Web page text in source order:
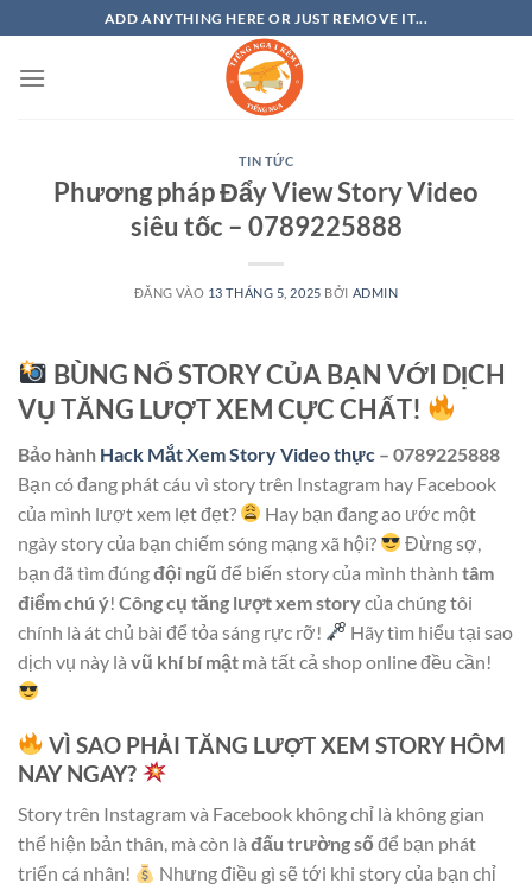
qua
nội
ADD ANYTHING HERE OR JUST REMOVE IT...
TIN TỨC
Phương pháp Đẩy View Story Video
siêu tốc – 0789225888
ĐĂNG VÀO 13 THÁNG 5, 2025 BỞI ADMIN
BÙNG NỔ STORY CỦA BẠN VỚI DỊCH
VỤ TĂNG LƯỢT XEM CỰC CHẤT!
Bảo hành Hack Mắt Xem Story Video thực – 0789225888
Bạn có đang phát cáu vì story trên Instagram hay Facebook
của mình lượt xem lẹt đẹt?
Hay bạn đang ao ước một
ngày story của bạn chiếm sóng mạng xã hội?
Đừng sợ,
bạn đã tìm đúngđội ngũ để biến story của mình thành tâm
điểm chú ý! Công cụ tăng lượt xem storycủa chúng tôi
chính là át chủ bài để tỏa sáng rực rỡ!
Hãy tìm hiểu tại sao
dịch vụ này là vũ khí bí mật mà tất cả shop online đều cần!
VÌ SAO PHẢI TĂNG LƯỢT XEM STORY HÔM
NAY NGAY?
Story trên Instagram và Facebook không chỉ là không gian
thể hiện bản thân, mà còn là đấu trường số để bạn phát
triển cá nhân!
Nhưng điều gì sẽ tới khi story của bạn chỉ